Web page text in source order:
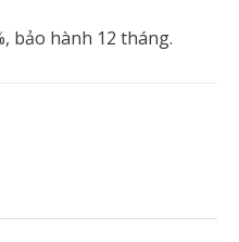
bảo hành 12 tháng.